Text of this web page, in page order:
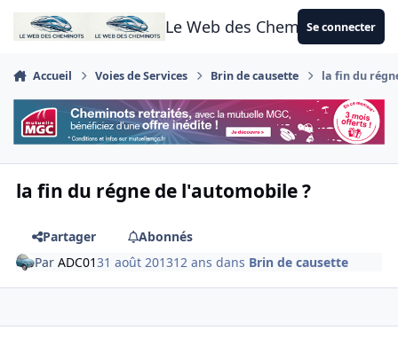
Aller au contenu
Le Web des CheminotsSe connecter
Accueil Voies de Services Brin de causette la fin du
la fin du régne de l'automobile ?
Partager
Abonnés
ParADC0131 août 201312 ans dans Brin de causette